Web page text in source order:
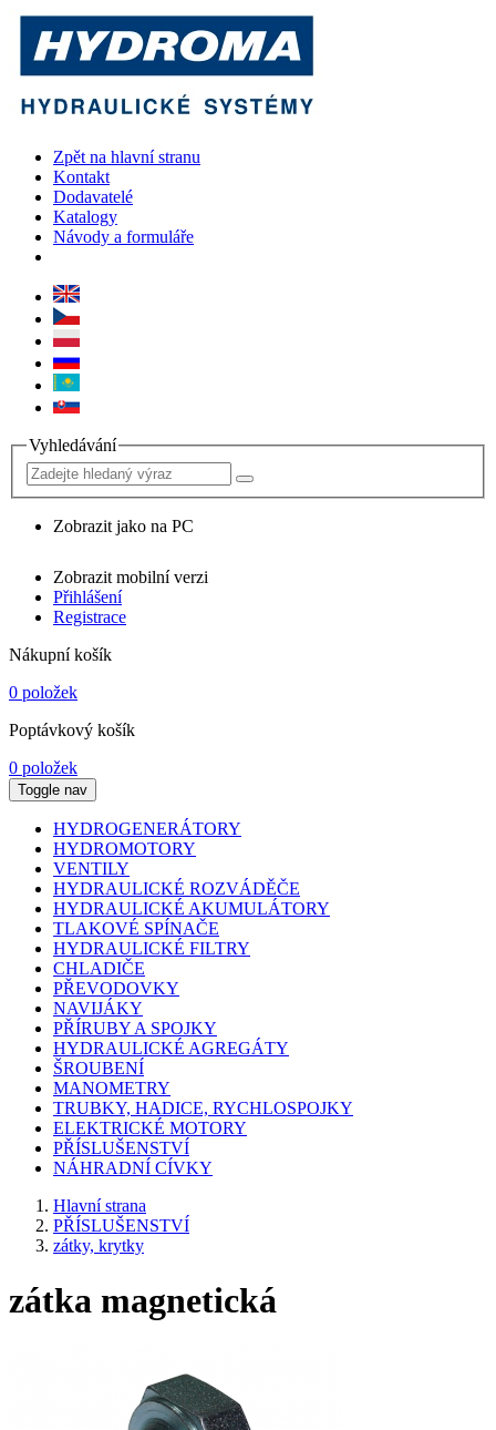
Zpět na hlavní stranu
Kontakt
Dodavatelé
Katalogy
Návody a formuláře
Vyhledávání
Zobrazit jako na PC
Zobrazit mobilní verzi
Přihlášení
Registrace
Nákupní košík
0 položek
Poptávkový košík
0 položek
Toggle nav
HYDROGENERÁTORY
HYDROMOTORY
VENTILY
HYDRAULICKÉ ROZVÁDĚČE
HYDRAULICKÉ AKUMULÁTORY
TLAKOVÉ SPÍNAČE
HYDRAULICKÉ FILTRY
CHLADIČE
PŘEVODOVKY
NAVIJÁKY
PŘÍRUBY A SPOJKY
HYDRAULICKÉ AGREGÁTY
ŠROUBENÍ
MANOMETRY
TRUBKY, HADICE, RYCHLOSPOJKY
ELEKTRICKÉ MOTORY
PŘÍSLUŠENSTVÍ
NÁHRADNÍ CÍVKY
Hlavní strana
PŘÍSLUŠENSTVÍ
zátky, krytky
zátka magnetická